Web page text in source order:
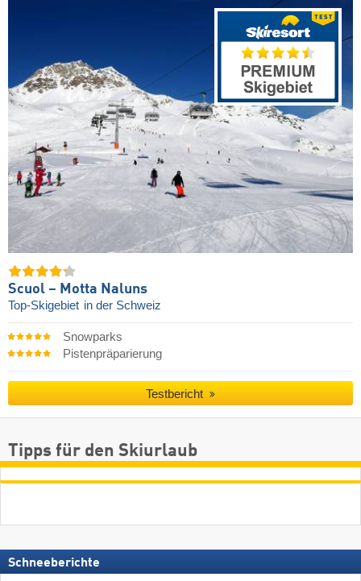
Scuol – Motta Naluns
Top-Skigebiet in der Schweiz
Snowparks
Pistenpräparierung
Testbericht
Tipps für den Skiurlaub
Schneeberichte